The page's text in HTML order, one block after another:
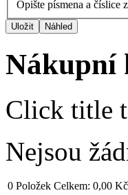
Opište písmena a číslice
Nákupní
Click title
Nejsou
0 Položek Celkem: 0,00 Kč